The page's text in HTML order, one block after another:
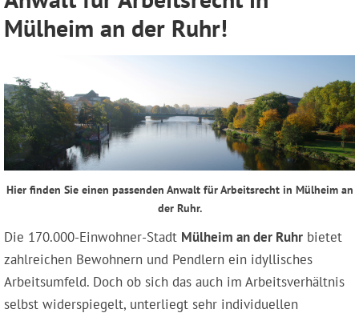
Mülheim an der Ruhr!
Hier finden Sie einen passenden Anwalt für Arbeitsrecht in Mülheim an
der Ruhr.
Die 170.000-Einwohner-Stadt Mülheim an der Ruhr bietet
zahlreichen Bewohnern und Pendlern ein idyllisches
Arbeitsumfeld. Doch ob sich das auch im Arbeitsverhältnis
selbst widerspiegelt, unterliegt sehr individuellen